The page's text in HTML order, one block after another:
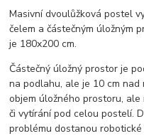
Masivní dvoulůžková postel
čelem a částečným úložným
je 180x200 cm.
Částečný úložný prostor je
na podlahu, ale je 10 cm
objem úložného prostoru,
či vytírání pod celou postelí.
problému dostanou robotické